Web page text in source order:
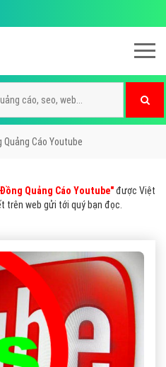
Cáo Youtube
Quảng Cáo Youtube"được Việt
trên web gửi tới quý bạn đọc.